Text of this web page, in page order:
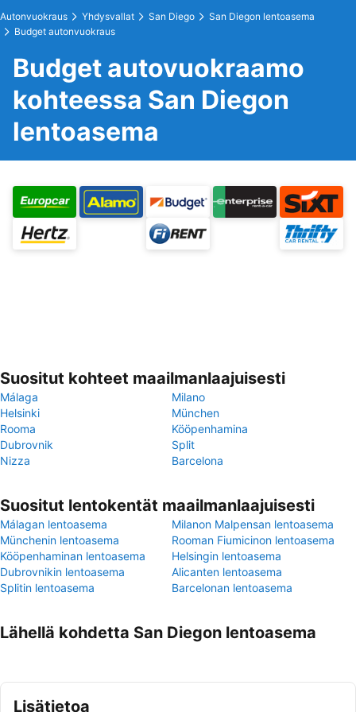
Autonvuokraus Yhdysvallat San Diego
San Diegon lentoasema
Budget autonvuokraus
Budget autovuokraamo
kohteessa San Diegon
lentoasema
Suositut kohteet maailmanlaajuisesti
Málaga
Milano
Helsinki
München
Rooma
Kööpenhamina
Dubrovnik
Split
Nizza
Barcelona
Suositut lentokentät maailmanlaajuisesti
Málagan lentoasema
Milanon Malpensan lentoasema
Münchenin lentoasema
Rooman Fiumicinon lentoasema
Kööpenhaminan lentoasema
Helsingin lentoasema
Dubrovnikin lentoasema
Alicanten lentoasema
Splitin lentoasema
Barcelonan lentoasema
Lähellä kohdetta San Diegon lentoasema
Lisätietoa